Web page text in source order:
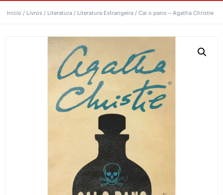
Início / Livros / Literatura / Literatura Estrangeira / Cai o pano – Agatha Christie